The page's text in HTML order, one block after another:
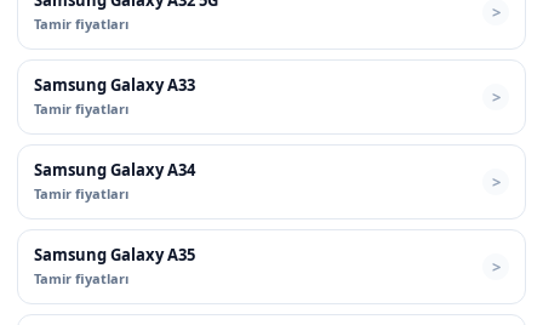
Tamir fiyatları
Samsung Galaxy A33
Tamir fiyatları
Samsung Galaxy A34
Tamir fiyatları
Samsung Galaxy A35
Tamir fiyatları